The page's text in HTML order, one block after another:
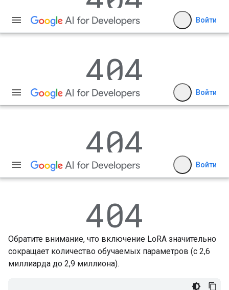
Обратите внимание, что включение LoRA значительно
сокращает количество обучаемых параметров (с 2,6
миллиарда до 2,9 миллиона).